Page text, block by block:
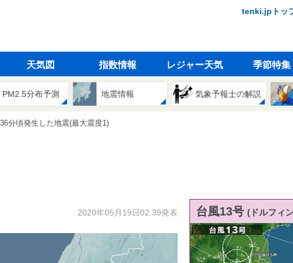
tenki.jpトッ
天気図 指数情報 レジャー天気 季節特集
PM2.5分布予測 地震情報 気象予報士の解説
分頃発生した地震(最大震度1)
2020年05月19日02:39発表 台風13号 (ドルフィ